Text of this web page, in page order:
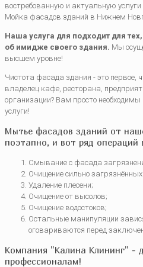
востребованную и актуальную
Мойка фасадов зданий в Нижнем
Наша услуга для подходит для
об имидже своего здания. Мы
высшем уровне!
Чистота фасада здания - это
владелец кафе, ресторана,
организации? Вам просто
услуги!
Мытье фасадов зданий от
поэтапно, и вот ряд операций
Смывание с фасада
Очищение сильно
Удаление плесени;
Очищение от высолов;
Очищение водостоков;
Остальные манипуляции
оговариваются перед
Компания "Калина Клининг" -
профессионалам!